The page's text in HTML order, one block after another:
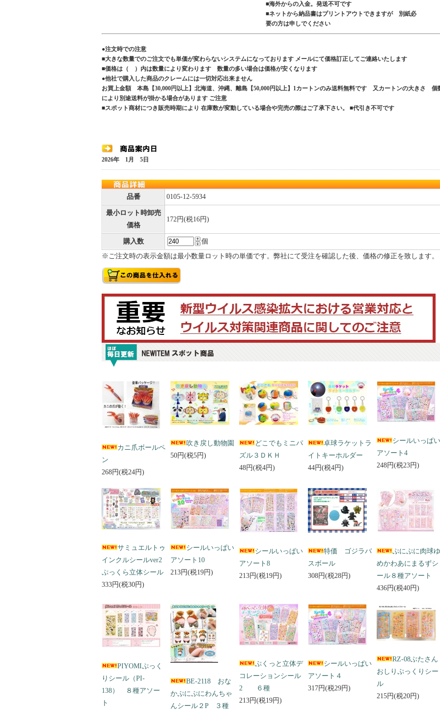
■海外からの入金。発送不可です
■ネットから納品書はプリントアウトできますが 別紙必
要の方は申しでください
●注文時での注意
■大きな数量でのご注文でも単価が変わらないシステムになっております メールにて価格訂正してご連絡いたします
■価格は（ ）内は数量により変わります 数量の多い場合は価格が安くなります
●他社で購入した商品のクレームには一切対応出来ません
お買上金額 本島【30,000円以上】北海道、沖縄、離島【50,000円以上】1カートンのみ送料無料です 又カートンの大きさ 個
により別途送料が掛かる場合があります ご注意
■スポット商材につき販売時期により 在庫数が変動している場合や完売の際はご了承下さい。 ■代引き不可です
2026年 1月 5日
品番 0105-12-5934
最小ロット時卸売
価格
172円(税16円)
購入数
個
※ご注文時の表示金額は最小数量ロット時の単価です。弊社にて受注を確認した後、価格の修正を致します。
カニ爪ボールペ
ン
268円(税24円)
吹き戻し動物園
50円(税5円)
どこでもミニパ
ズル３ＤＫＨ
48円(税4円)
卓球ラケットラ
イトキーホルダー
44円(税4円)
シールいっぱい
アソート4
248円(税23円)
サミュエルトゥ
インクルシールver2
ぷっくら立体シール
333円(税30円)
シールいっぱい
アソート10
213円(税19円)
シールいっぱい
アソート8
213円(税19円)
特価 ゴジラバ
スボール
308円(税28円)
ぷにぷに肉球ゆ
めかわあにまるずシ
ール８種アソート
436円(税40円)
PIYOMIぷっく
りシール（PI-
138） ８種アソー
ト
BE-2118 おな
かぷにぷにわんちゃ
んシール２P ３種
ぷくっと立体デ
コレーションシール
2 ６種
213円(税19円)
シールいっぱい
アソート４
317円(税29円)
RZ-08ぶたさん
おしりぷっくりシー
ル
215円(税20円)